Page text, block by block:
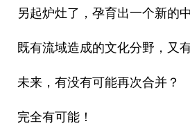
另起炉灶了，孕育出一个新的中
既有流域造成的文化分野，又
未来，有没有可能再次合并？
完全有可能！